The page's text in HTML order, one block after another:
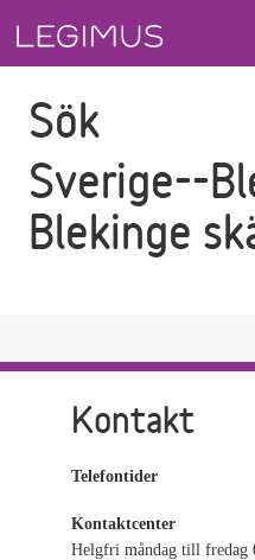
Sök
Sverige--
Blekinge
Kontakt
Telefontider
Kontaktcenter
Helgfri måndag till fredag